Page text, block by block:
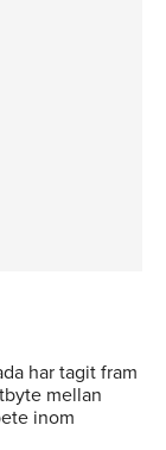
har tagit fram
mellan
inom